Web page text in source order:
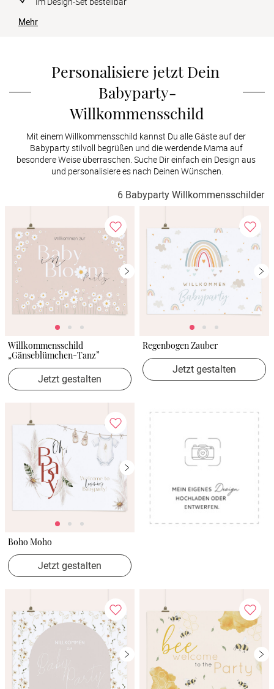
Mehr
Personalisiere jetzt Dein
Babyparty-
Willkommensschild
Mit einem Willkommensschild kannst Du alle Gäste auf der
Babyparty stilvoll begrüßen und die werdende Mama auf
besondere Weise überraschen. Suche Dir einfach ein Design aus
und personalisiere es nach Deinen Wünschen.
6 Babyparty Willkommensschilder
Willkommensschild
„Gänseblümchen-Tanz”
Jetzt gestalten
Regenbogen Zauber
Jetzt gestalten
Boho Moho
Jetzt gestalten